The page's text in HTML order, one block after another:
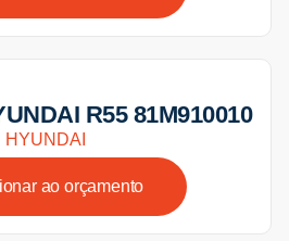
R55 81M910010
HYUNDAI
ao orçamento